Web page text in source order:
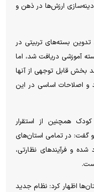
ارزش‌ها در ذهن و
تدوین بسته‌های تربیتی در
کشور منتشر شد که بیش از ۸۰ بسته آموزشی دریافت شد، اما
قابل توجهی از آنها
و اصلاحات اساسی در این
همچنین از استقرار
و گفت: در تمامی استان‌های
و فرآیند‌های نظارتی،
اظهار کرد: نظام جدید